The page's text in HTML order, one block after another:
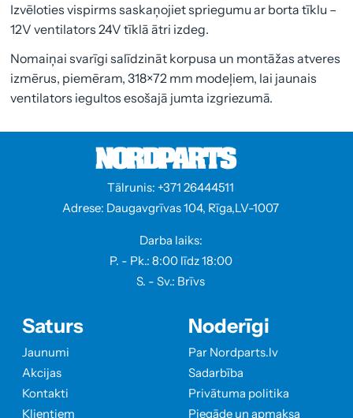
Izvēloties vispirms saskaņojiet spriegumu ar borta tīklu –
12V ventilators 24V tīklā ātri izdeg.
Nomaiņai svarīgi salīdzināt korpusa un montāžas atveres
izmērus, piemēram, 318×72 mm modeļiem, lai jaunais
ventilators iegultos esošajā jumta izgriezumā.
Tālrunis: +371 26444511
Adrese: Daugavgrīvas 104, Rīga,LV-1007
Darba laiks:
P. - Pk.: 8:00 līdz 18:00
S. - Sv.: Brīvs
Saturs
Jaunumi
Akcijas
Kontakti
Klientiem
Noderīgi
Par Nordparts.lv
Sadarbība
Privātuma politika
Piegāde un apmaksa